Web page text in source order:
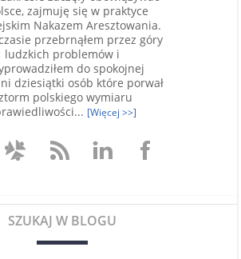
zajmuję się w praktyce
Nakazem Aresztowania.
przebrnąłem przez góry
ludzkich problemów i
do spokojnej
dziesiątki osób które porwał
polskiego wymiaru
[Więcej >>]
SZUKAJ W BLOGU